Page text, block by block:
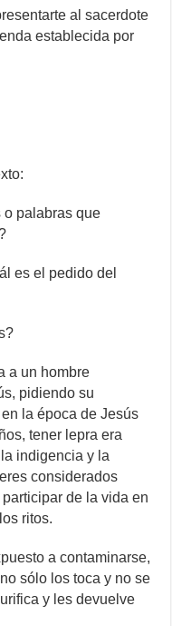
al sacerdote
establecida por
palabras que
es el pedido del
a un hombre
pidiendo su
la época de Jesús
tener lepra era
indigencia y la
considerados
de la vida en
ritos.
a contaminarse,
sólo los toca y no se
y les devuelve